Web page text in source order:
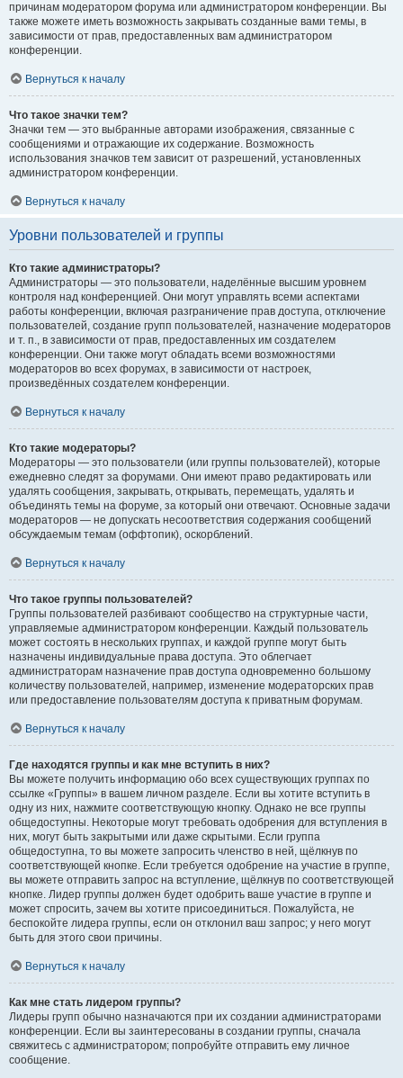
причинам модератором форума или администратором конференции. Вы
также можете иметь возможность закрывать созданные вами темы, в
зависимости от прав, предоставленных вам администратором
конференции.
Вернуться к началу
Что такое значки тем?
Значки тем — это выбранные авторами изображения, связанные с
сообщениями и отражающие их содержание. Возможность
использования значков тем зависит от разрешений, установленных
администратором конференции.
Вернуться к началу
Уровни пользователей и группы
Кто такие администраторы?
Администраторы — это пользователи, наделённые высшим уровнем
контроля над конференцией. Они могут управлять всеми аспектами
работы конференции, включая разграничение прав доступа, отключение
пользователей, создание групп пользователей, назначение модераторов
и т. п., в зависимости от прав, предоставленных им создателем
конференции. Они также могут обладать всеми возможностями
модераторов во всех форумах, в зависимости от настроек,
произведённых создателем конференции.
Вернуться к началу
Кто такие модераторы?
Модераторы — это пользователи (или группы пользователей), которые
ежедневно следят за форумами. Они имеют право редактировать или
удалять сообщения, закрывать, открывать, перемещать, удалять и
объединять темы на форуме, за который они отвечают. Основные задачи
модераторов — не допускать несоответствия содержания сообщений
обсуждаемым темам (оффтопик), оскорблений.
Вернуться к началу
Что такое группы пользователей?
Группы пользователей разбивают сообщество на структурные части,
управляемые администратором конференции. Каждый пользователь
может состоять в нескольких группах, и каждой группе могут быть
назначены индивидуальные права доступа. Это облегчает
администраторам назначение прав доступа одновременно большому
количеству пользователей, например, изменение модераторских прав
или предоставление пользователям доступа к приватным форумам.
Вернуться к началу
Где находятся группы и как мне вступить в них?
Вы можете получить информацию обо всех существующих группах по
ссылке «Группы» в вашем личном разделе. Если вы хотите вступить в
одну из них, нажмите соответствующую кнопку. Однако не все группы
общедоступны. Некоторые могут требовать одобрения для вступления в
них, могут быть закрытыми или даже скрытыми. Если группа
общедоступна, то вы можете запросить членство в ней, щёлкнув по
соответствующей кнопке. Если требуется одобрение на участие в группе,
вы можете отправить запрос на вступление, щёлкнув по соответствующей
кнопке. Лидер группы должен будет одобрить ваше участие в группе и
может спросить, зачем вы хотите присоединиться. Пожалуйста, не
беспокойте лидера группы, если он отклонил ваш запрос; у него могут
быть для этого свои причины.
Вернуться к началу
Как мне стать лидером группы?
Лидеры групп обычно назначаются при их создании администраторами
конференции. Если вы заинтересованы в создании группы, сначала
свяжитесь с администратором; попробуйте отправить ему личное
сообщение.